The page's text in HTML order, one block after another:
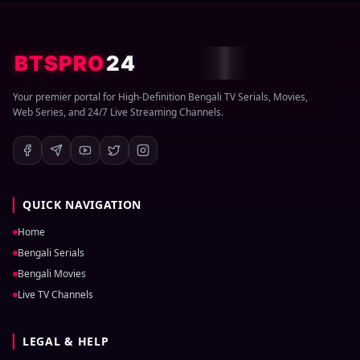
BTSPRO24
Your premier portal for High-Definition Bengali TV Serials, Movies,
Web Series, and 24/7 Live Streaming Channels.
QUICK NAVIGATION
Home
Bengali Serials
Bengali Movies
Live TV Channels
LEGAL & HELP